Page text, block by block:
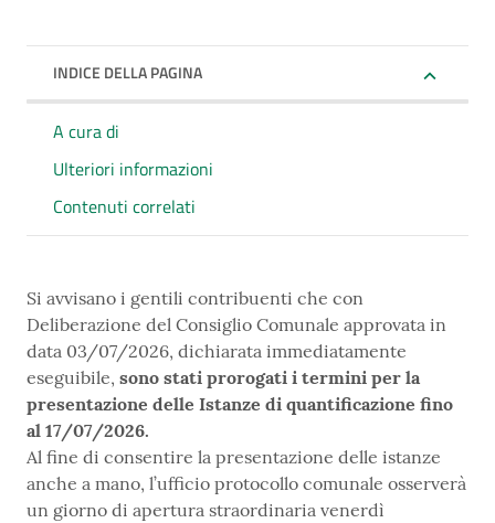
INDICE DELLA PAGINA
A cura di
Ulteriori informazioni
Contenuti correlati
Si avvisano i gentili contribuenti che con
Deliberazione del Consiglio Comunale approvata in
data 03/07/2026, dichiarata immediatamente
eseguibile, sono stati prorogati i termini per la
presentazione delle Istanze di quantificazione fino
al 17/07/2026.
Al fine di consentire la presentazione delle istanze
anche a mano, l’ufficio protocollo comunale osserverà
un giorno di apertura straordinaria venerdì